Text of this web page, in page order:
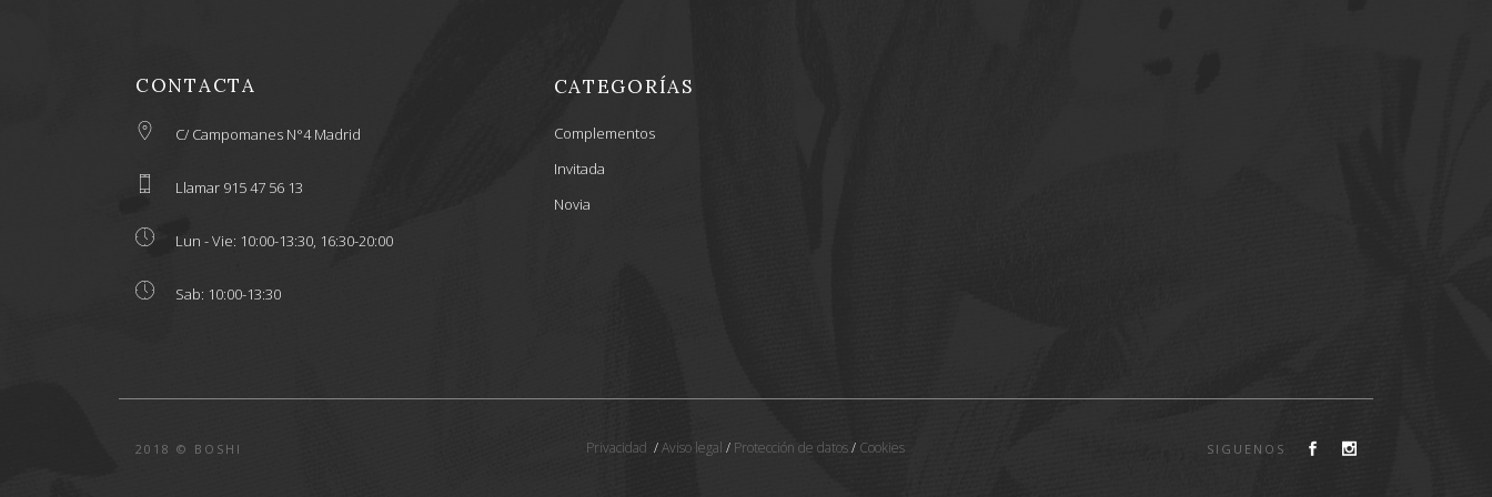
CONTACTA
C/ Campomanes N°4 Madrid
Llamar 915 47 56 13
Lun - Vie: 10:00-13:30, 16:30-20:00
Sab: 10:00-13:30
CATEGORÍAS
Complementos
Invitada
Novia
2018 © BOSHI Privacidad /Aviso legal / Protección de datos/ Cookies SIGUENOS